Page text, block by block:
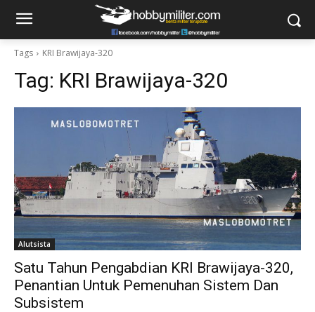
Tags KRI Brawijaya-320
Tag: KRI Brawijaya-320
Alutsista
Satu Tahun Pengabdian KRI Brawijaya-320,
Penantian Untuk Pemenuhan Sistem Dan
Subsistem